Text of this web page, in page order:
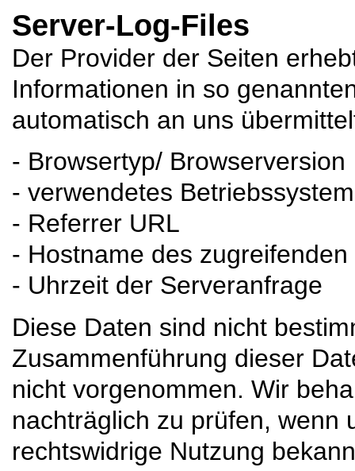
Server-Log-Files
Der Provider der Seiten
Informationen in so
automatisch an uns
- Browsertyp/ Browserversion
- verwendetes Betriebssystem
- Referrer URL
- Hostname des
- Uhrzeit der Serveranfrage
Diese Daten sind nicht
Zusammenführung dieser
nicht vorgenommen. Wir
nachträglich zu prüfen, wenn
rechtswidrige Nutzung